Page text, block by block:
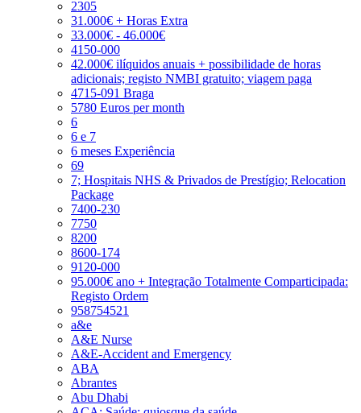
2305
31.000€ + Horas Extra
33.000€ - 46.000€
4150-000
42.000€ ilíquidos anuais + possibilidade de horas
adicionais; registo NMBI gratuito; viagem paga
4715-091 Braga
5780 Euros per month
6
6 e 7
6 meses Experiência
69
7; Hospitais NHS & Privados de Prestígio; Relocation
Package
7400-230
7750
8200
8600-174
9120-000
95.000€ ano + Integração Totalmente Comparticipada:
Registo Ordem
958754521
a&e
A&E Nurse
A&E-Accident and Emergency
ABA
Abrantes
Abu Dhabi